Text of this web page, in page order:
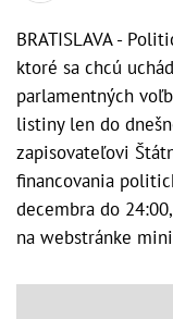
BRATISLAVA -
ktoré sa chcú
parlamentných
listiny len do
zapisovateľovi
financovania
decembra do
na webstránke